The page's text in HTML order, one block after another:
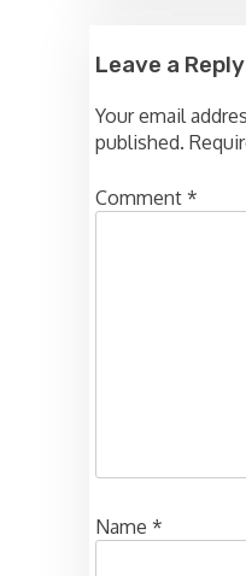
Leave a Reply
Your email
published.
Comment *
Name *